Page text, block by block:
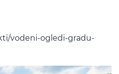
vodeni-ogledi-gradu-